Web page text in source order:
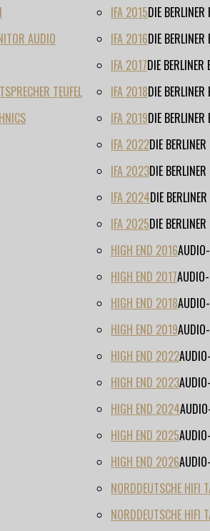
AUDIO
TEUFEL
IFA 2015DIE
IFA 2016DIE
IFA 2017DIE BERLINER
IFA 2018DIE
IFA 2019DIE
IFA 2022DIE
IFA 2023DIE
IFA 2024DIE
IFA 2025DIE
HIGH END 2016
HIGH END 2017
HIGH END 2018
HIGH END 2019
HIGH END 2022
HIGH END 2023
HIGH END 2024
HIGH END 2025
HIGH END 2026
NORDDEUTSCHE HIFI
NORDDEUTSCHE HIFI